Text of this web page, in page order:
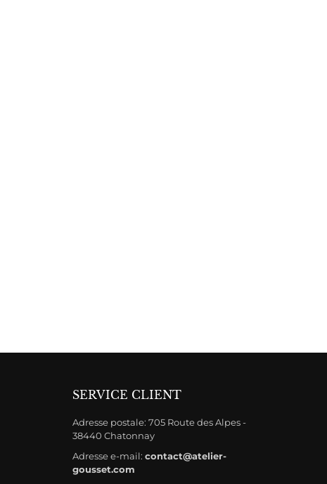
SERVICE CLIENT
Adresse postale: 705 Route des Alpes -
38440 Chatonnay
Adresse e-mail: contact@atelier-
gousset.com